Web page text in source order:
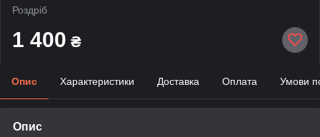
Роздріб
1 400 ₴
Опис Характеристики Доставка Оплата Умови
Опис